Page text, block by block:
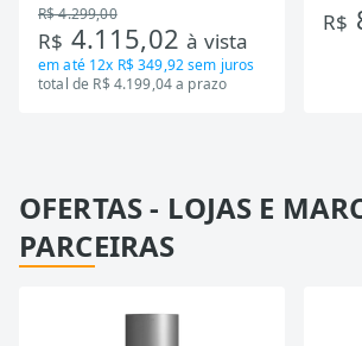
Tecnologia Inverter, Branco,
Bivolt
R$ 4.299,00
R$ 4.115,02à vista
em até 12x R$ 349,92sem juros
total de R$ 4.199,04 a prazo
R$
OFERTAS - LOJAS E
PARCEIRAS